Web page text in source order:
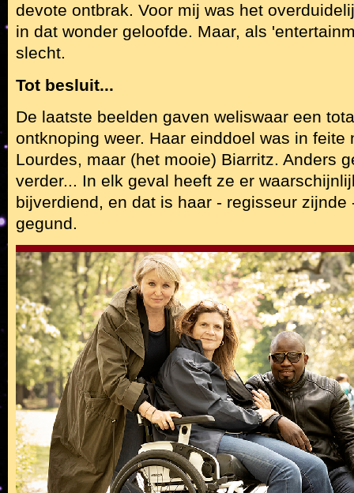
devote ontbrak. Voor mij was het
in dat wonder geloofde. Maar, als
slecht.
Tot besluit...
De laatste beelden gaven weliswaar een
ontknoping weer. Haar einddoel was in feite
Lourdes, maar (het mooie) Biarritz. Anders
verder... In elk geval heeft ze er
bijverdiend, en dat is haar - regisseur
gegund.